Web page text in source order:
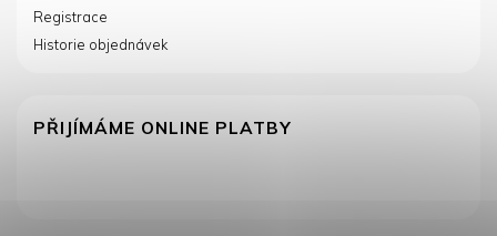
Registrace
Historie objednávek
PŘIJÍMÁME ONLINE PLATBY